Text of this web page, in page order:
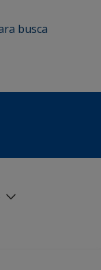
busca